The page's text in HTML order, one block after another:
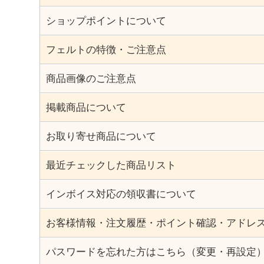
ショップポイントについて
フェルトの特徴・ご注意点
商品画像のご注意点
掲載商品について
お取り寄せ商品について
最近チェックした商品リスト
インボイス対応の領収書について
お客様情報・注文履歴・ポイント確認・アドレ
パスワードを忘れた方はこちら（変更・再設定）